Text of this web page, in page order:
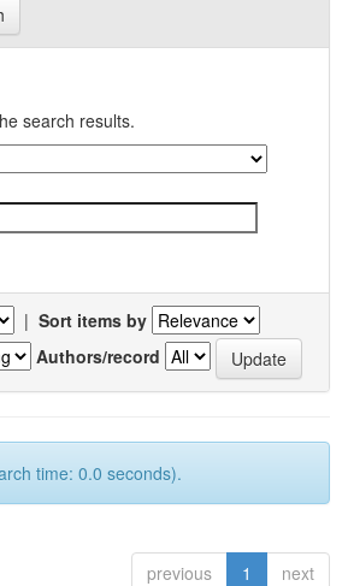
search results.
| Sort items by
Authors/record
time: 0.0 seconds).
previous 1 next